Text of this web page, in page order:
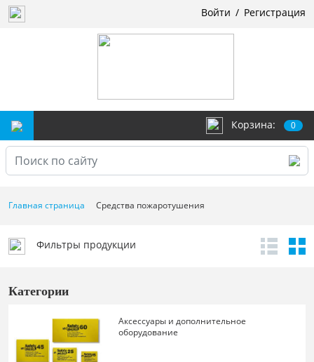
Войти / Регистрация
Корзина: 0
Главная страница Средства пожаротушения
Фильтры продукции
Категории
Аксессуары и дополнительное
оборудование